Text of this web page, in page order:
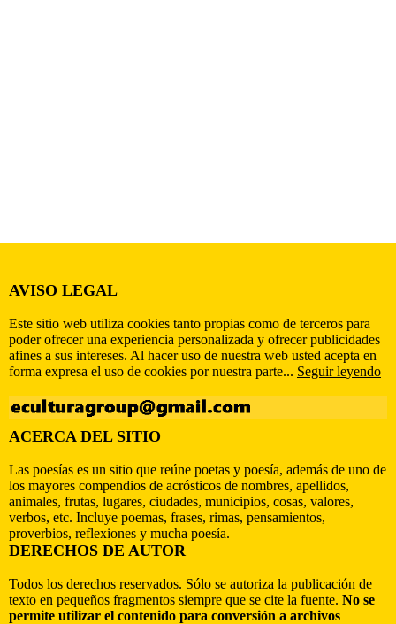
AVISO LEGAL
Este sitio web utiliza cookies tanto propias como de terceros para
poder ofrecer una experiencia personalizada y ofrecer publicidades
afines a sus intereses. Al hacer uso de nuestra web usted acepta en
forma expresa el uso de cookies por nuestra parte... Seguir leyendo
ACERCA DEL SITIO
Las poesías es un sitio que reúne poetas y poesía, además de uno de
los mayores compendios de acrósticos de nombres, apellidos,
animales, frutas, lugares, ciudades, municipios, cosas, valores,
verbos, etc. Incluye poemas, frases, rimas, pensamientos,
proverbios, reflexiones y mucha poesía.
DERECHOS DE AUTOR
Todos los derechos reservados. Sólo se autoriza la publicación de
texto en pequeños fragmentos siempre que se cite la fuente. No se
permite utilizar el contenido para conversión a archivos